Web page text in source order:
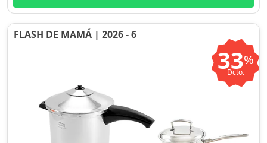
FLASH DE MAMÁ | 2026 - 6
33%
Dcto.